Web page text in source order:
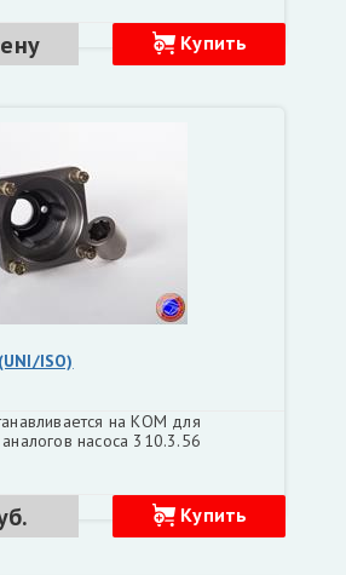
Купить
ISO)
на КОМ для
насоса 310.3.56
Купить